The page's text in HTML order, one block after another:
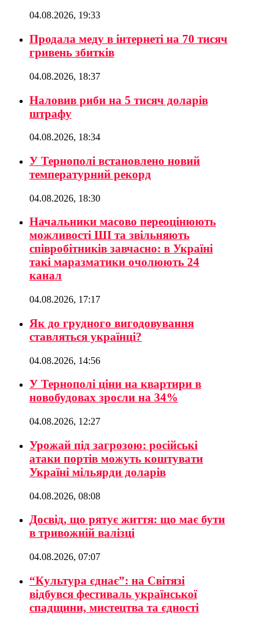
04.08.2026, 19:33
Продала меду в інтернеті на 70 тисяч
гривень збитків
04.08.2026, 18:37
Наловив риби на 5 тисяч доларів
штрафу
04.08.2026, 18:34
У Тернополі встановлено новий
температурний рекорд
04.08.2026, 18:30
Начальники масово переоцінюють
можливості ШІ та звільняють
співробітників завчасно: в Україні
такі маразматики очолюють 24
канал
04.08.2026, 17:17
Як до грудного вигодовування
ставляться українці?
04.08.2026, 14:56
У Тернополі ціни на квартири в
новобудовах зросли на 34%
04.08.2026, 12:27
Урожай під загрозою: російські
атаки портів можуть коштувати
Україні мільярди доларів
04.08.2026, 08:08
Досвід, що рятує життя: що має бути
в тривожній валізці
04.08.2026, 07:07
“Культура єднає”: на Світязі
відбувся фестиваль української
спадщини, мистецтва та єдності